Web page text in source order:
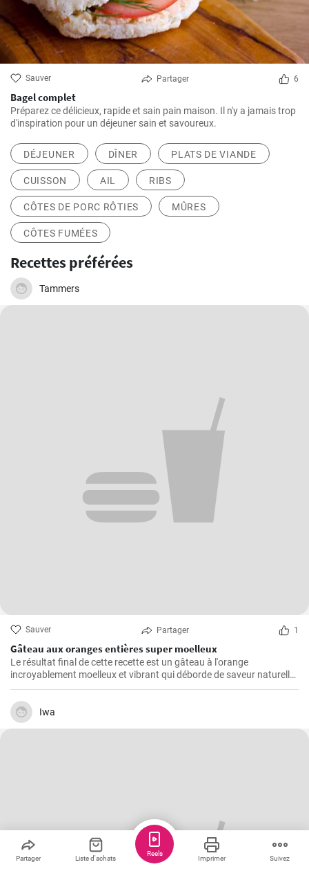
Sauver Partager 6
Bagel complet
Préparez ce délicieux, rapide et sain pain maison. Il n'y a jamais trop
d'inspiration pour un déjeuner sain et savoureux.
DÉJEUNER DÎNER PLATS DE VIANDE
CUISSON AIL RIBS
CÔTES DE PORC RÔTIES MÛRES
CÔTES FUMÉES
Recettes préférées
Tammers
Sauver Partager 1
Gâteau aux oranges entières super moelleux
Le résultat final de cette recette est un gâteau à l'orange
incroyablement moelleux et vibrant qui déborde de saveur naturelle
d'agrumes.
Iwa
Partager Liste d'achats Imprimer Suivez
Reels